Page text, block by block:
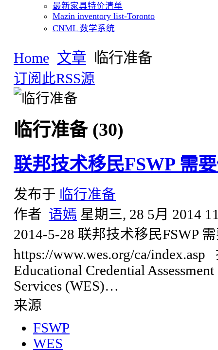
最新家具特价清单
Mazin inventory list-Toronto
CNML 数学系统
Home 文章 临行准备
订阅此RSS源
临行准备 (30)
联邦技术移民FSWP 需
发布于 临行准备
作者 语嫣 星期三, 28 5月 2014
2014-5-28 联邦技术移民FSWP
https://www.wes.org/ca/
Educational Credential
Services (WES)…
来源
FSWP
WES